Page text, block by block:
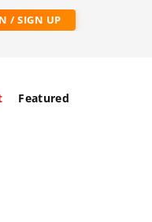
/ SIGN UP
Featured